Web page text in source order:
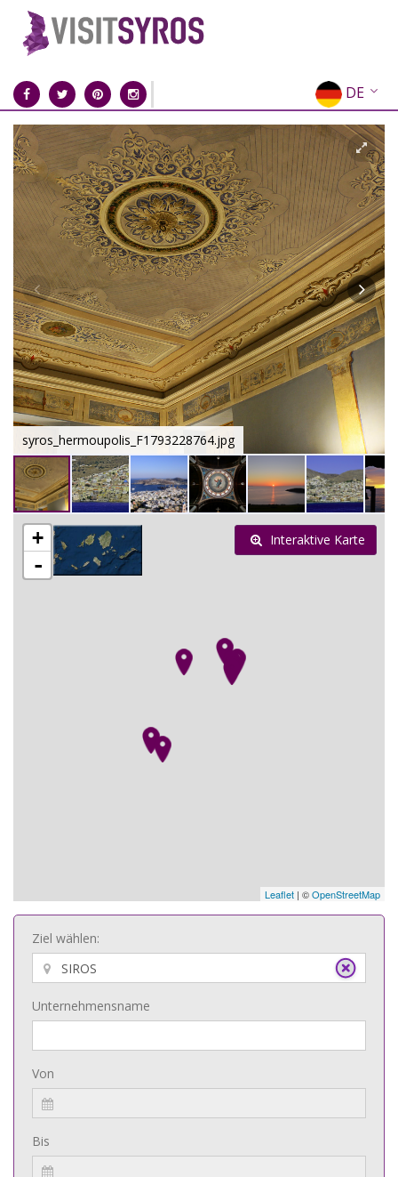
DE
EN
EL
FR
IT
ES
RU
CN
syros_hermoupolis_F1793228764.jpg
+
-
Leaflet | ©OpenStreetMap
Interaktive Karte
Ziel wählen:
Unternehmensname
Von
Bis